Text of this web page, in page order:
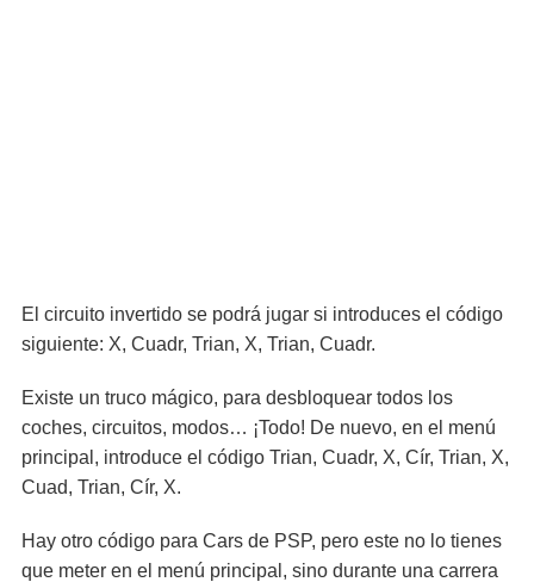
El circuito invertido se podrá jugar si introduces el código
siguiente: X, Cuadr, Trian, X, Trian, Cuadr.
Existe un truco mágico, para desbloquear todos los
coches, circuitos, modos… ¡Todo! De nuevo, en el menú
principal, introduce el código Trian, Cuadr, X, Cír, Trian, X,
Cuad, Trian, Cír, X.
Hay otro código para Cars de PSP, pero este no lo tienes
que meter en el menú principal, sino durante una carrera